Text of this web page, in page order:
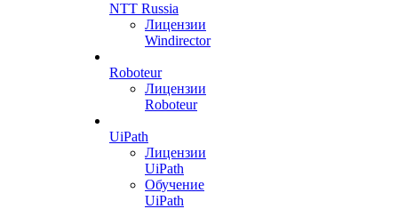
NTT Russia
Лицензии
Windirector
Roboteur
Лицензии
Roboteur
UiPath
Лицензии
UiPath
Обучение
UiPath